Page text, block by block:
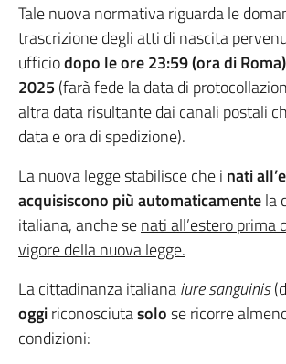
Tale nuova normativa riguarda le
trascrizione degli atti di nascita
ufficiodopo le ore 23:59 (ora di
2025 (farà fede la data di
altra data risultante dai canali postali
data e ora di spedizione).
La nuova legge stabilisce che i nati
acquisiscono più automaticamentela
italiana, anche senati all’estero prima
vigore della nuova legge.
La cittadinanza italianaiure sanguinis
oggiriconosciutasolose ricorre
condizioni: